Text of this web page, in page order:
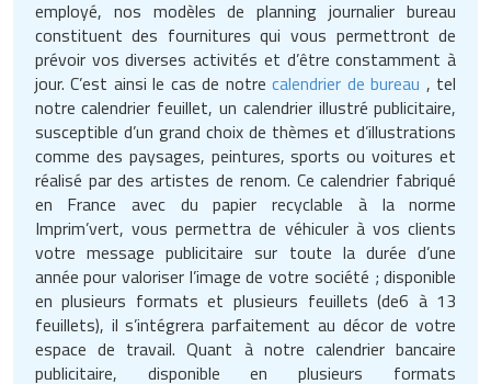
Mobilier fumeurs
Mobilier gabion
Mobilier pour cimetière
Mobilier urbain solaire
Panneaux brise vue
Ponton
Potelets et bornes urbaines
Protection arbres
Outillage jardin
Panneaux et affichages pour
magasin
PLV pour magasin
Présentoirs pour magasin
Rasage pour homme
Rayonnages pour magasin
Robots de service
Matériel électrique
Mesure et contrôle
Outillage à main
Outillage électrique
Pistolet professionnel
Portes industrielles
Sas de confinement
Signalétique industrielle
Panneaux et signalétiques de
nettoyage
Poubelles et portes sacs
Produits d'essuyage
Produits de nettoyage
professionnels
Produits pour lave vaisselle
Protection anti-inondation
Pulvérisateurs professionnels
Equipement multisport
Equipement paintball
Equipement pour trottinette
Equipement pour vélo
Equipement rugby
Equipement sport de combat
Equipement tennis
Equipement Tir à l'arc
Machines à café professionnelles
Machines d'emballage alimentaire
Marmites professionnelles
Matériel boulangerie pâtisserie
Matériel découpe de cuisine
Matériel pizzeria
Matériels d'hygiène pour restaurant
Meuble inox de cuisine
Outillage BTP
Peinture
Plafond
Protections murales
Réparation de sol
Sécurité du chantier
Signalisations de chantier
Tapis agricoles
Services juridiques
Téléphone portable
Téléphonie pour entreprise
Transport
Travaux agricoles
Travaux maison
Véhicules professionnels
employé, nos modèles de planning journalier bureau
constituent des fournitures qui vous permettront de
prévoir vos diverses activités et d’être constamment à
jour. C’est ainsi le cas de notrecalendrier de bureau , tel
notre calendrier feuillet, un calendrier illustré publicitaire,
susceptible d’un grand choix de thèmes et d’illustrations
comme des paysages, peintures, sports ou voitures et
réalisé par des artistes de renom. Ce calendrier fabriqué
en France avec du papier recyclable à la norme
Imprim’vert, vous permettra de véhiculer à vos clients
votre message publicitaire sur toute la durée d’une
année pour valoriser l’image de votre société ; disponible
en plusieurs formats et plusieurs feuillets (de6 à 13
feuillets), il s’intégrera parfaitement au décor de votre
espace de travail. Quant à notre calendrier bancaire
publicitaire, disponible en plusieurs formats